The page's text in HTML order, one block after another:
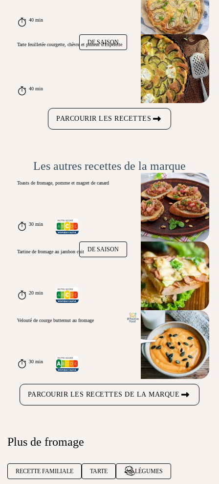
40 min
DE SAISON
Tarte feuilletée courgette, chèvre et piment d'Espelette
40 min
PARCOURIR LES RECETTES
Les autres recettes de la marque
Toasts de fromage, pomme et magret de canard
30 min
DE SAISON
Tartine de fromage au jambon cuit
20 min
Velouté de courge butternut au fromage
30 min
PARCOURIR LES RECETTES DE LA MARQUE
Plus de fromage
RECETTE FAMILIALE TARTE LÉGUMES